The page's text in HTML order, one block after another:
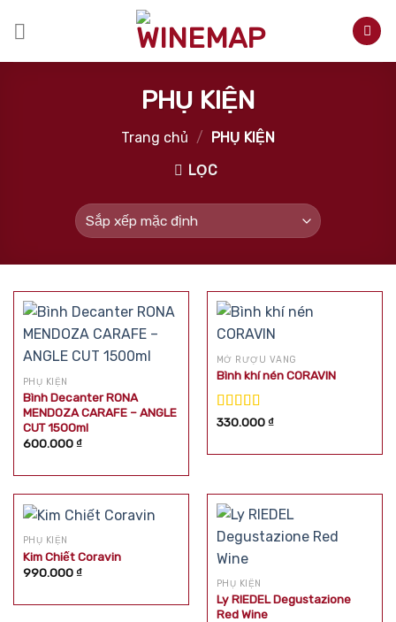
PHỤ KIỆN
Trang chủ / PHỤ KIỆN
LỌC
PHỤ KIỆN
Bình Decanter RONA
MENDOZA CARAFE – ANGLE
CUT 1500ml
600.000₫
MỞ RƯỢU VANG
Bình khí nén CORAVIN
Được xếp
330.000₫
PHỤ KIỆN
Kim Chiết Coravin
990.000₫
PHỤ KIỆN
Ly RIEDEL Degustazione
Red Wine